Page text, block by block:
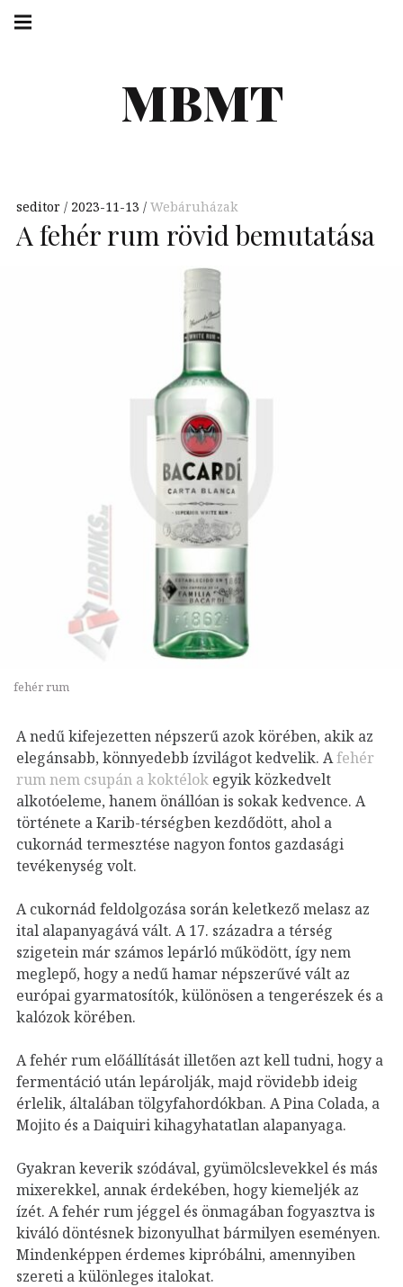
Skip
MBMT
navigation
seditor 2023-11-13 Webáruházak
A fehér rum rövid bemutatása
fehér rum
A nedű kifejezetten népszerű azok körében, akik az
elegánsabb, könnyedebb ízvilágot kedvelik. Afehér
rum nem csupán a koktélok egyik közkedvelt
alkotóeleme, hanem önállóan is sokak kedvence. A
története a Karib-térségben kezdődött, ahol a
cukornád termesztése nagyon fontos gazdasági
tevékenység volt.
A cukornád feldolgozása során keletkező melasz az
ital alapanyagává vált. A 17. századra a térség
szigetein már számos lepárló működött, így nem
meglepő, hogy a nedű hamar népszerűvé vált az
európai gyarmatosítók, különösen a tengerészek és a
kalózok körében.
A fehér rum előállítását illetően azt kell tudni, hogy a
fermentáció után lepárolják, majd rövidebb ideig
érlelik, általában tölgyfahordókban. A Pina Colada, a
Mojito és a Daiquiri kihagyhatatlan alapanyaga.
Gyakran keverik szódával, gyümölcslevekkel és más
mixerekkel, annak érdekében, hogy kiemeljék az
ízét. A fehér rum jéggel és önmagában fogyasztva is
kiváló döntésnek bizonyulhat bármilyen eseményen.
Mindenképpen érdemes kipróbálni, amennyiben
szereti a különleges italokat.